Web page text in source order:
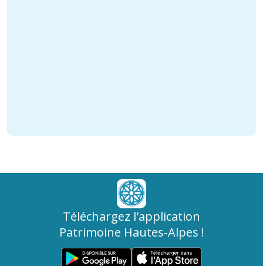
Téléchargez l'application
Patrimoine Hautes-Alpes !